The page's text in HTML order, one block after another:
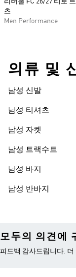
리버풀 FC 26/27 티로
츠
Men Performance
의류 및
남성 신발
남성 티셔츠
남성 자켓
남성 트랙수트
남성 바지
남성 반바지
모두의 의견에
피드백 감사드립니다.